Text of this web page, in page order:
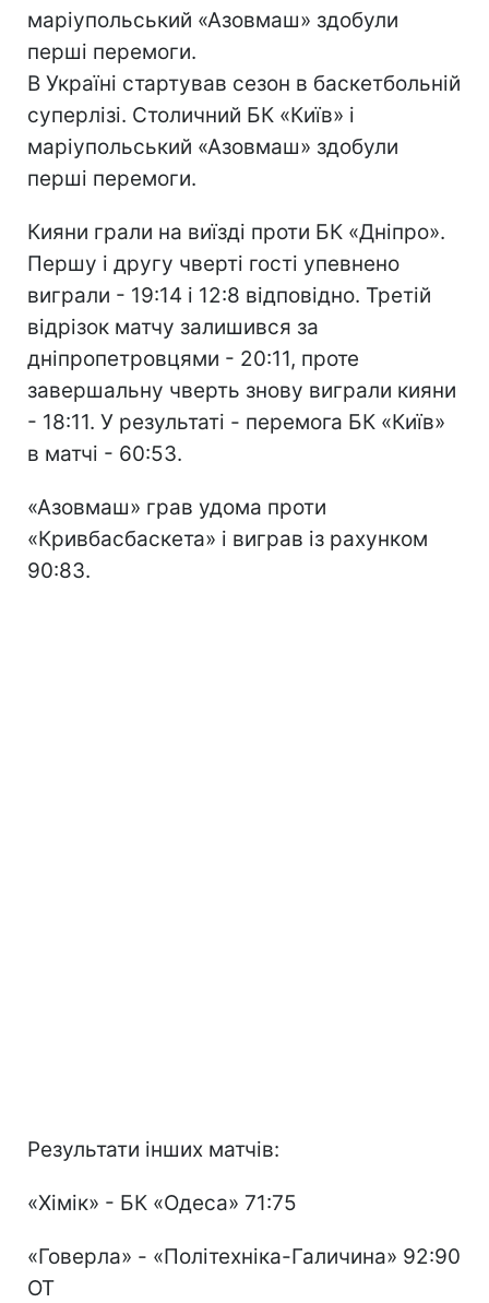
маріупольський «Азовмаш» здобули
перші перемоги.
В Україні стартував сезон в баскетбольній
суперлізі. Столичний БК «Київ» і
маріупольський «Азовмаш» здобули
перші перемоги.
Кияни грали на виїзді проти БК «Дніпро».
Першу і другу чверті гості упевнено
виграли - 19:14 і 12:8 відповідно. Третій
відрізок матчу залишився за
дніпропетровцями - 20:11, проте
завершальну чверть знову виграли кияни
- 18:11. У результаті - перемога БК «Київ»
в матчі - 60:53.
«Азовмаш» грав удома проти
«Кривбасбаскета» і виграв із рахунком
90:83.
Результати інших матчів:
«Хімік» - БК «Одеса» 71:75
«Говерла» - «Політехніка-Галичина» 92:90
ОТ